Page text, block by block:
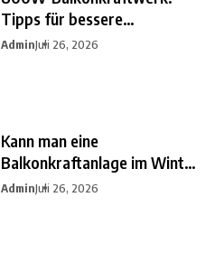
Tipps für bessere
Einsparungen
AdminJuli 26, 2026
Kann man eine
Balkonkraftanlage im Winter
nutzen?
AdminJuli 26, 2026